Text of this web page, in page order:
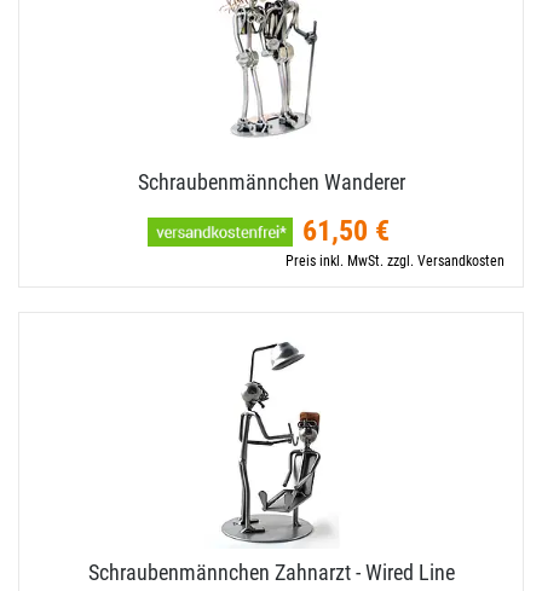
Schraubenmännchen Wanderer
61,50 €
Preis inkl. MwSt. zzgl. Versandkosten
Schraubenmännchen Zahnarzt - Wired Line